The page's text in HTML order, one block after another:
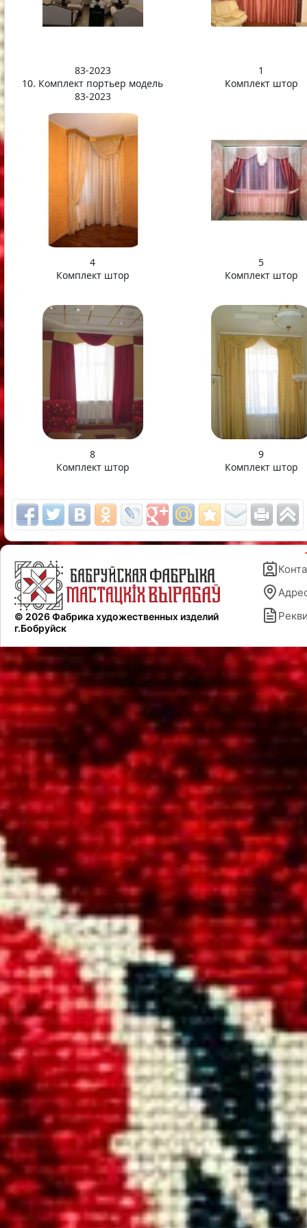
83-2023
10. Комплект портьер модель
83-2023
1
Комплект штор
4
Комплект штор
5
Комплект штор
8
Комплект штор
9
Комплект штор
© 2026 Фабрика художественных изделий
г.Бобруйск